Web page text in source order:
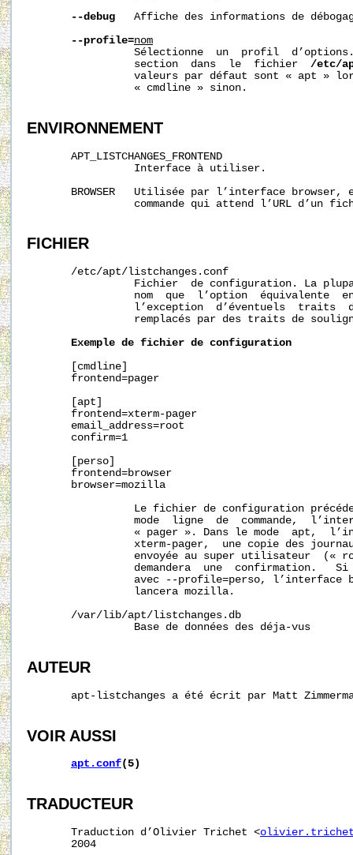
--debug
Affiche des informations de
--profile=nom
Sélectionne  un  profil
                 section  dans  le  fichier
/etc/
valeurs par défaut sont « apt »
                 « cmdline » sinon.
ENVIRONNEMENT
       APT_LISTCHANGES_FRONTEND
                 Interface à utiliser.
BROWSER   Utilisée par l’interface browser,
commande qui attend l’URL d’un
FICHIER
       /etc/apt/listchanges.conf
Fichier  de configuration. La
nom  que  l’option  équivalente
l’exception  d’éventuels  traits
remplacés par des traits de
Exemple de fichier de configuration
       [cmdline]
       frontend=pager
       [apt]
       frontend=xterm-pager
       email_address=root
       confirm=1
       [perso]
       frontend=browser
       browser=mozilla
Le fichier de configuration
mode  ligne  de  commande,
« pager ». Dans le mode  apt,
xterm-pager,  une copie des
envoyée au super utilisateur  («
demandera  une  confirmation.
avec --profile=perso, l’interface
                 lancera mozilla.
       /var/lib/apt/listchanges.db
                 Base de données des déja-vus
AUTEUR
apt-listchanges a été écrit par Matt
VOIR AUSSI
apt.conf(5)
TRADUCTEUR
       Traduction d’Olivier Trichet <
       2004